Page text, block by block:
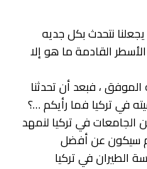
نتحدث بكل جديه
القادمة ما هو إلا
الموفق ، فبعد أن تحدثنا
في تركيا فما رأيكم …؟
الجامعات في تركيا لنمهد
سيكون عن أفضل
الطيران في تركيا